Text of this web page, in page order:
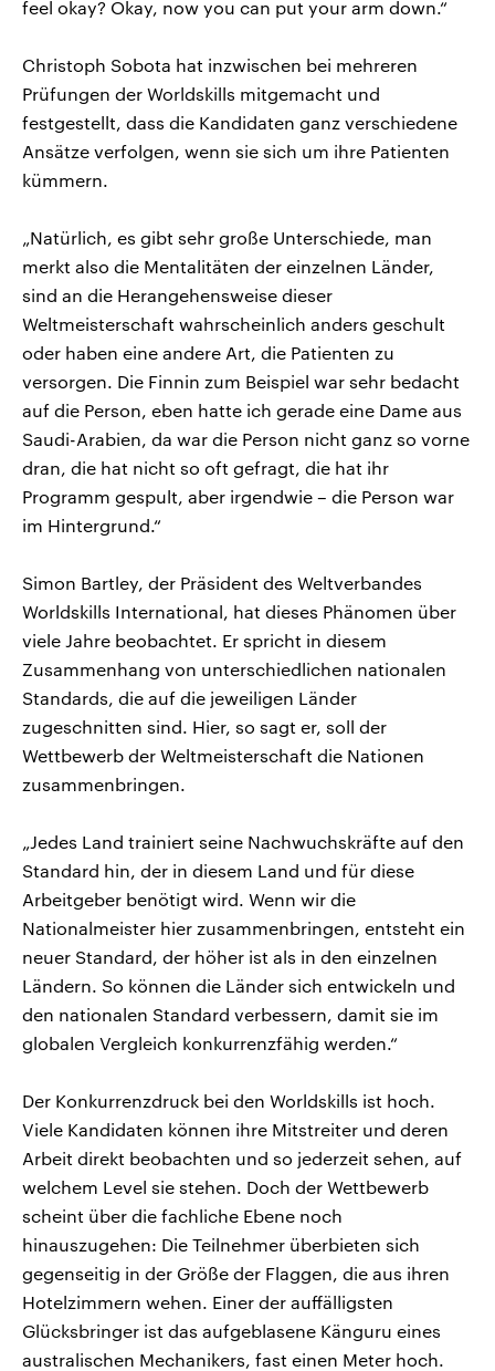
feel okay? Okay, now you can put your arm down.“
Christoph Sobota hat inzwischen bei mehreren
Prüfungen der Worldskills mitgemacht und
festgestellt, dass die Kandidaten ganz verschiedene
Ansätze verfolgen, wenn sie sich um ihre Patienten
kümmern.
„Natürlich, es gibt sehr große Unterschiede, man
merkt also die Mentalitäten der einzelnen Länder,
sind an die Herangehensweise dieser
Weltmeisterschaft wahrscheinlich anders geschult
oder haben eine andere Art, die Patienten zu
versorgen. Die Finnin zum Beispiel war sehr bedacht
auf die Person, eben hatte ich gerade eine Dame aus
Saudi-Arabien, da war die Person nicht ganz so vorne
dran, die hat nicht so oft gefragt, die hat ihr
Programm gespult, aber irgendwie – die Person war
im Hintergrund.“
Simon Bartley, der Präsident des Weltverbandes
Worldskills International, hat dieses Phänomen über
viele Jahre beobachtet. Er spricht in diesem
Zusammenhang von unterschiedlichen nationalen
Standards, die auf die jeweiligen Länder
zugeschnitten sind. Hier, so sagt er, soll der
Wettbewerb der Weltmeisterschaft die Nationen
zusammenbringen.
„Jedes Land trainiert seine Nachwuchskräfte auf den
Standard hin, der in diesem Land und für diese
Arbeitgeber benötigt wird. Wenn wir die
Nationalmeister hier zusammenbringen, entsteht ein
neuer Standard, der höher ist als in den einzelnen
Ländern. So können die Länder sich entwickeln und
den nationalen Standard verbessern, damit sie im
globalen Vergleich konkurrenzfähig werden.“
Der Konkurrenzdruck bei den Worldskills ist hoch.
Viele Kandidaten können ihre Mitstreiter und deren
Arbeit direkt beobachten und so jederzeit sehen, auf
welchem Level sie stehen. Doch der Wettbewerb
scheint über die fachliche Ebene noch
hinauszugehen: Die Teilnehmer überbieten sich
gegenseitig in der Größe der Flaggen, die aus ihren
Hotelzimmern wehen. Einer der auffälligsten
Glücksbringer ist das aufgeblasene Känguru eines
australischen Mechanikers, fast einen Meter hoch.